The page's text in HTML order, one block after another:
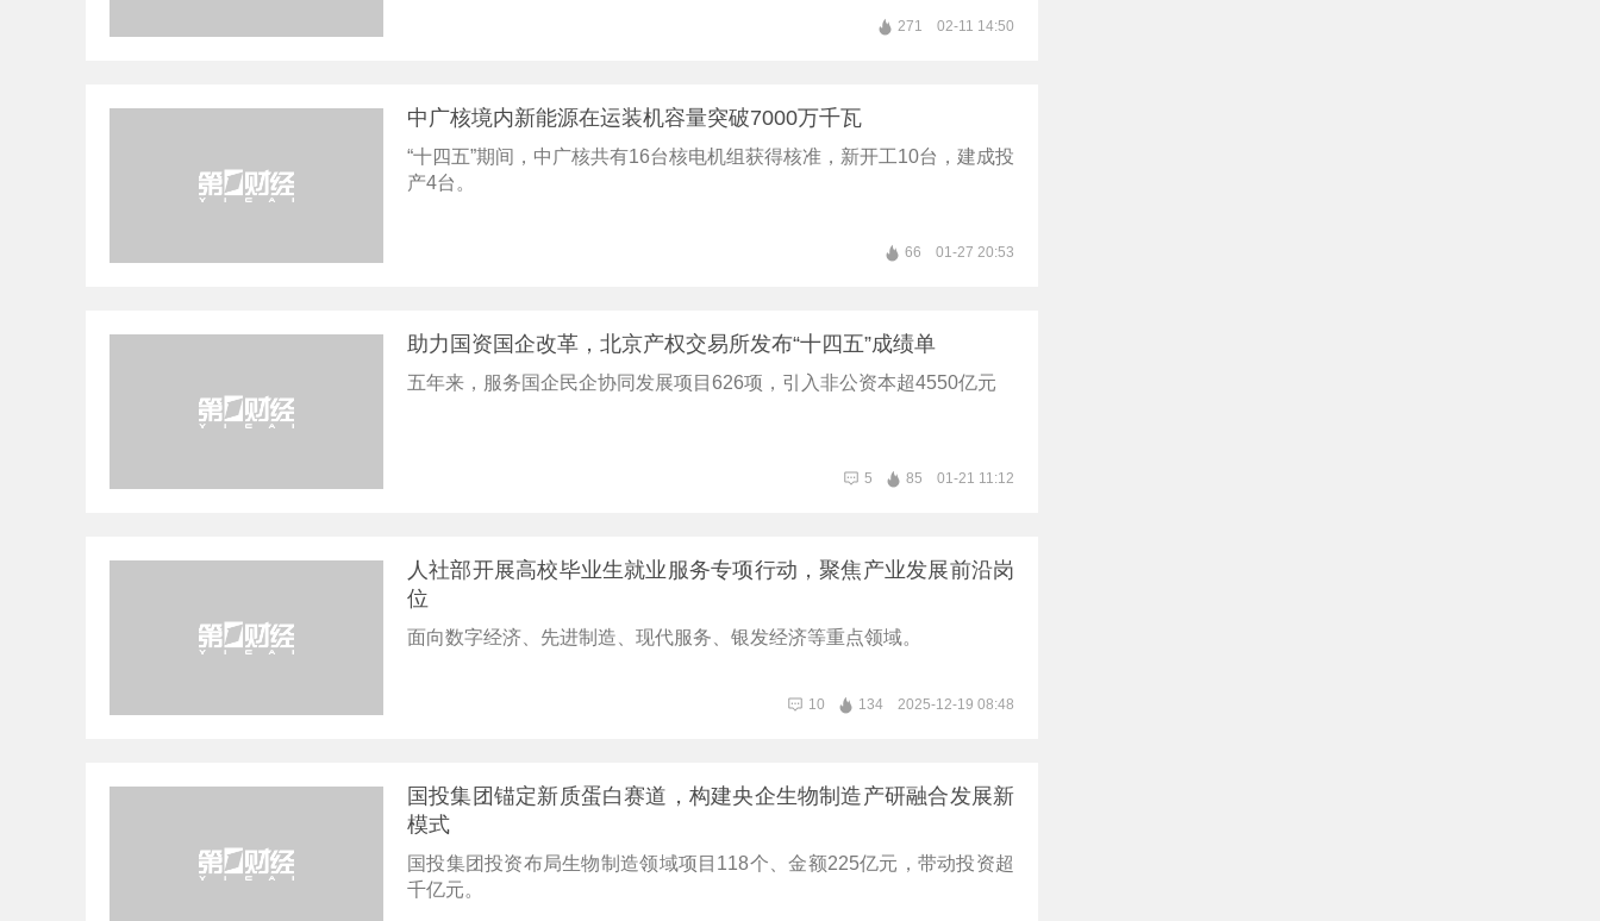
271 02-11 14:50
中广核境内新能源在运装机容量突破7000万千瓦
“十四五”期间，中广核共有16台核电机组获得核准，新开工10台，建成投
产4台。
66 01-27 20:53
助力国资国企改革，北京产权交易所发布“十四五”成绩单
五年来，服务国企民企协同发展项目626项，引入非公资本超4550亿元
5 85 01-21 11:12
人社部开展高校毕业生就业服务专项行动，聚焦产业发展前沿岗
位
面向数字经济、先进制造、现代服务、银发经济等重点领域。
10 134 2025-12-19 08:48
国投集团锚定新质蛋白赛道，构建央企生物制造产研融合发展新
模式
国投集团投资布局生物制造领域项目118个、金额225亿元，带动投资超
千亿元。